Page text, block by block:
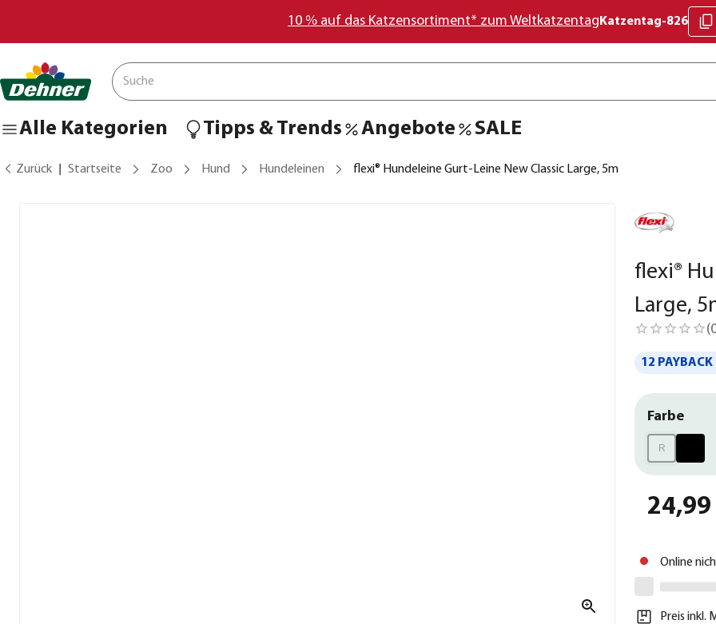
10 % auf das Katzensortiment* zum Weltkatzentag Katzentag-826
Alle Kategorien Tipps & Trends Angebote SALE
Zurück Startseite Zoo Hund Hundeleinen flexi® Hundeleine Gurt-Leine New Classic Large, 5m
flexi®
Large,
(
12
Farbe
R
24,99
Online
Preis inkl.